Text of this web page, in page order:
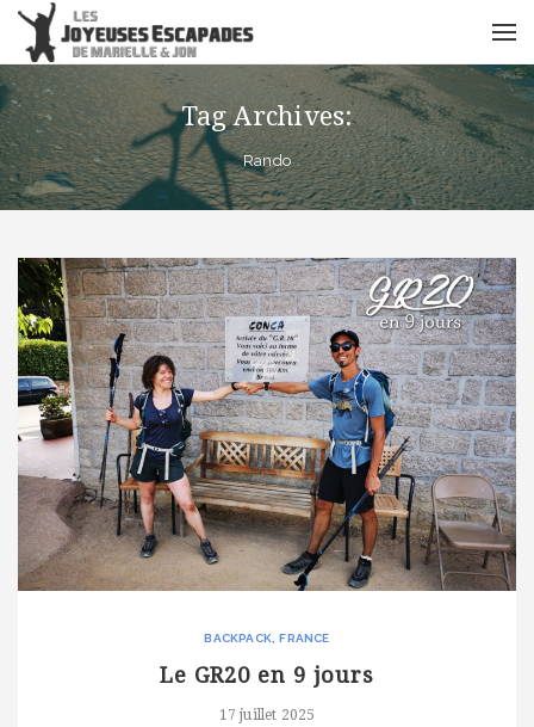
Tag Archives:
Rando
BACKPACK FRANCE
Le GR20 en 9 jours
17 juillet 2025